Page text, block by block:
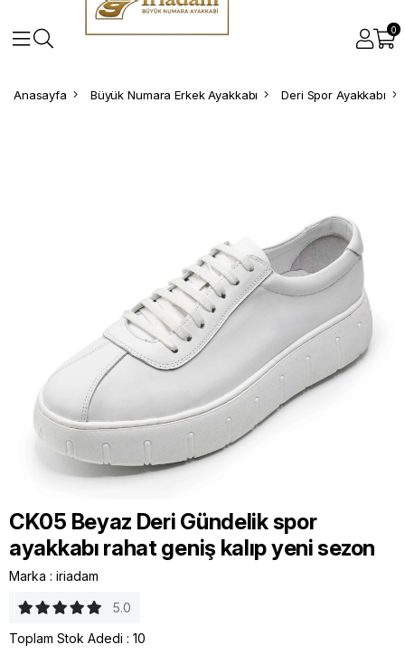
0
Anasayfa Büyük Numara Erkek Ayakkabı Deri Spor Ayakkabı
CK05 Beyaz Deri Gündelik spor
ayakkabı rahat geniş kalıp yeni sezon
Marka : iriadam
5.0
Toplam Stok Adedi : 10